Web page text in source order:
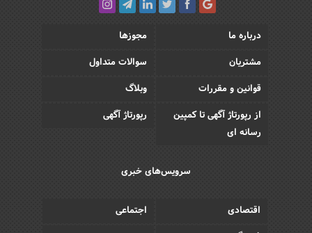
درباره ما
مجوزها
مشتریان
سوالات متداول
قوانین و مقررات
وبلاگ
از رپورتاژ آگهی تا کمپین
رسانه ای
رپورتاژ آگهی
سرویس‌های خبری
اقتصادی
اجتماعی